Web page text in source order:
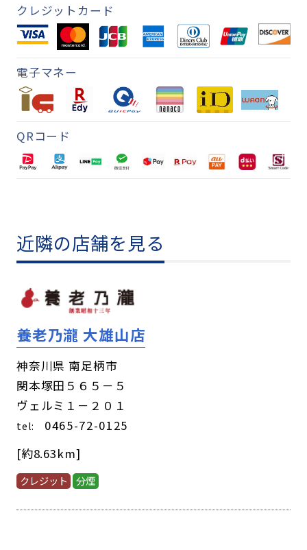
クレジットカード
電子マネー
QRコード
近隣の店舗を見る
養老乃瀧 大雄山店
神奈川県 南足柄市
関本塚田５６５－５
ヴェルミ１－２０１
tel: 0465-72-0125
[約8.63km]
クレジット 分煙